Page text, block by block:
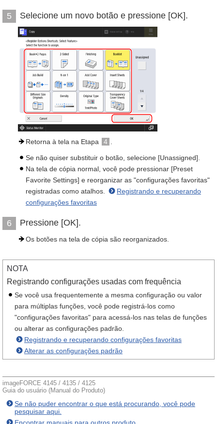
5 Selecione um novo botão e pressione [OK].
Retorna à tela na Etapa 4
Se não quiser substituir o botão, selecione [Unassigned].
Na tela de cópia normal, você pode pressionar [Preset
Favorite Settings] e reorganizar as "configurações favoritas"
registradas como atalhos.
Registrando e recuperando
configurações favoritas
6 Pressione [OK].
Os botões na tela de cópia são reorganizados.
NOTA
Registrando configurações usadas com frequência
Se você usa frequentemente a mesma configuração ou valor
para múltiplas funções, você pode registrá-los como
"configurações favoritas" para acessá-los nas telas de funções
ou alterar as configurações padrão.
Registrando e recuperando configurações favoritas
Alterar as configurações padrão
imageFORCE 4145 / 4135 / 4125
Guia do usuário (Manual do Produto)
Se não puder encontrar o que está procurando, você pode
pesquisar aqui.